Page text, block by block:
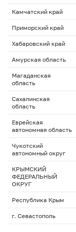
Камчатский край
Приморский край
Хабаровский край
Амурская область
Магаданская
область
Сахалинская
область
Еврейская
автономная область
Чукотский
автономный округ
КРЫМСКИЙ
ФЕДЕРАЛЬНЫЙ
ОКРУГ
Республика Крым
г. Севастополь